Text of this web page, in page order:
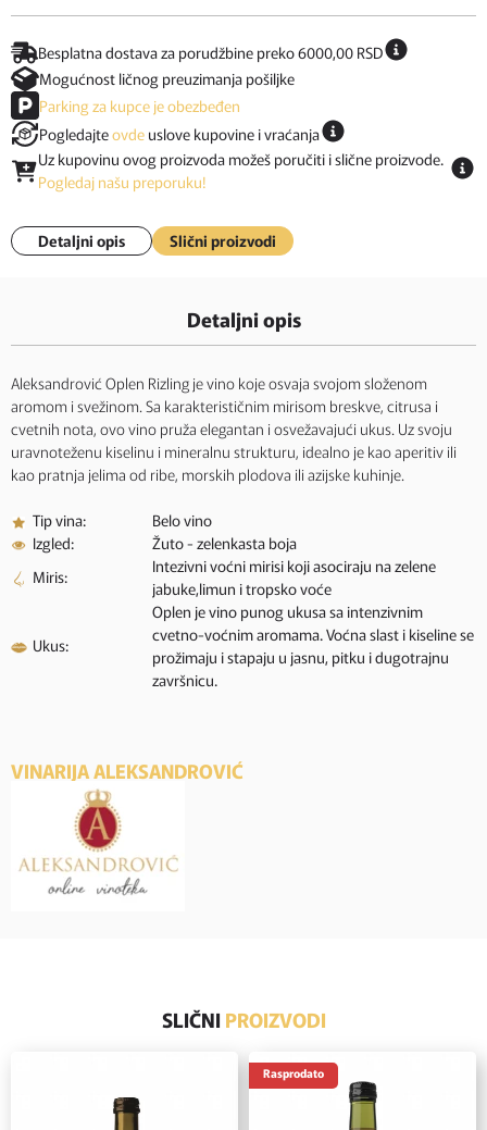
Besplatna dostava za porudžbine preko 6000,00 RSD
Mogućnost ličnog preuzimanja pošiljke
Parking za kupce je obezbeđen
Pogledajteovde uslove kupovine i vraćanja
Uz kupovinu ovog proizvoda možeš poručiti i slične proizvode.
Pogledaj našu preporuku!
Detaljni opis Slični proizvodi
Detaljni opis
Aleksandrović Oplen Rizling je vino koje osvaja svojom složenom
aromom i svežinom. Sa karakterističnim mirisom breskve, citrusa i
cvetnih nota, ovo vino pruža elegantan i osvežavajući ukus. Uz svoju
uravnoteženu kiselinu i mineralnu strukturu, idealno je kao aperitiv ili
kao pratnja jelima od ribe, morskih plodova ili azijske kuhinje.
Tip vina:
Belo vino
Izgled:
Žuto - zelenkasta boja
Miris:
Intezivni voćni mirisi koji asociraju na zelene
jabuke,limun i tropsko voće
Ukus:
Oplen je vino punog ukusa sa intenzivnim
cvetno-voćnim aromama. Voćna slast i kiseline se
prožimaju i stapaju u jasnu, pitku i dugotrajnu
završnicu.
VINARIJA ALEKSANDROVIĆ
SLIČNI PROIZVODI
Rasprodato